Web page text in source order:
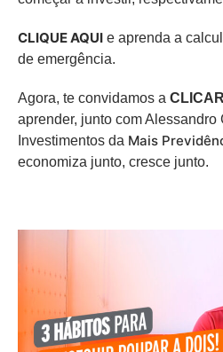
CLIQUE AQUI e aprenda a
de emergência.
Agora, te convidamos a
aprender, junto com Alessandro
Investimentos da Mais
economiza junto, cresce junto.